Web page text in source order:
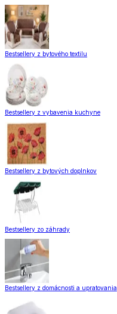
Bestsellery z bytového textilu
Bestsellery z vybavenia kuchyne
Bestsellery z bytových doplnkov
Bestsellery zo záhrady
Bestsellery z domácnosti a upratovania